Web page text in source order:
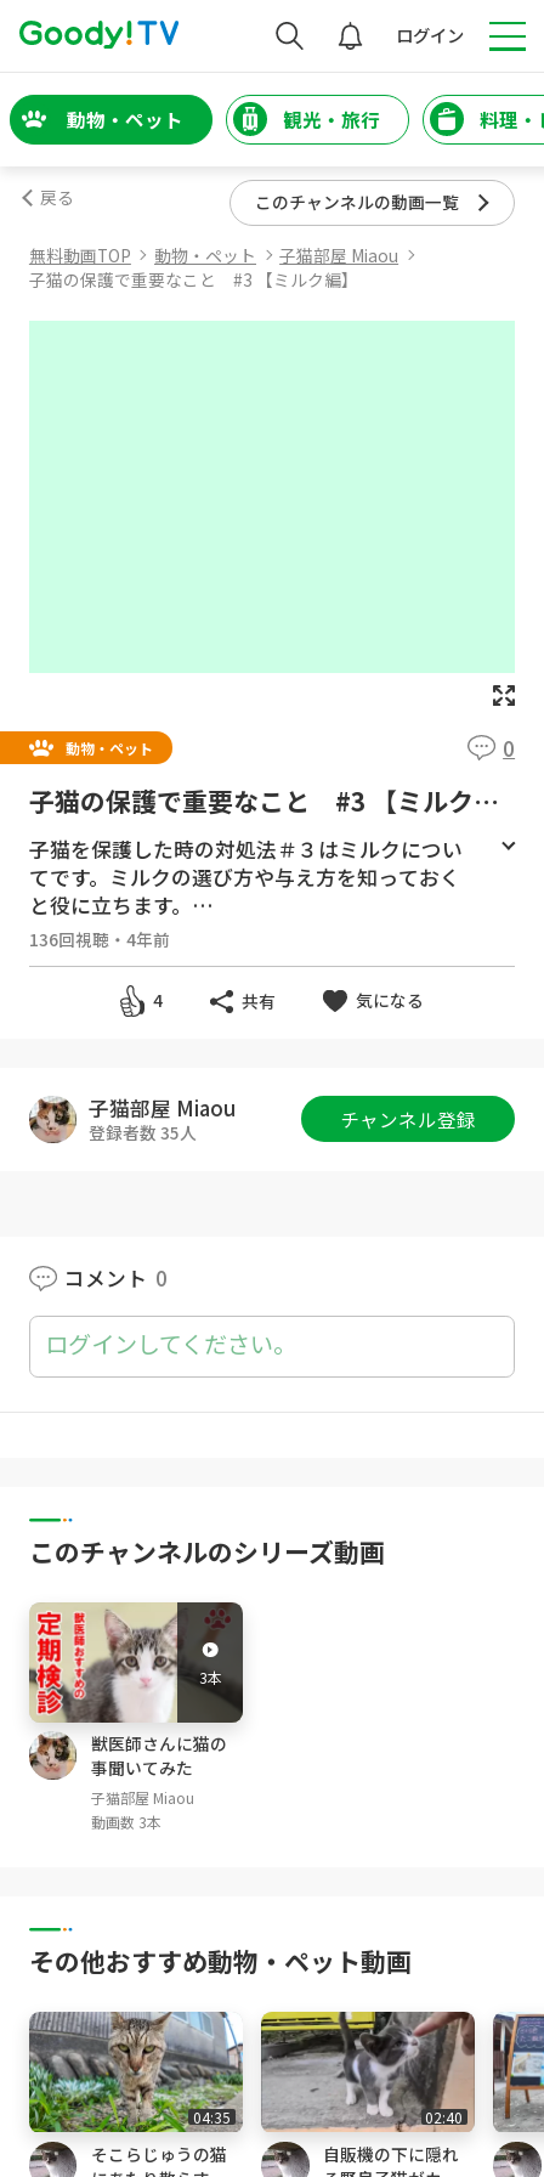
検索 ログイン
動物・ペット 観光・旅行 料理・
戻る このチャンネルの動画一覧
無料動画TOP 動物・ペット
子猫部屋 Miaou
子猫の保護で重要なこと #3 【ミルク編】
動物・ペット 0
子猫の保護で重要なこと #3 【ミルク
編】
子猫を保護した時の対処法＃３はミルクについ
てです。ミルクの選び方や与え方を知っておく
と役に立ちます。
猫は、乳糖を分解する能力が極めて低いので消
化吸収ができず下痢を起こしてしまう事があり
ますので猫用(乳糖が少ない)ミルクを与えてく
の理由】:https://goody-tv.online/movie/pla
y/1545/
y-tv.online/channel/27/
無料動画サイト Goody!TVhttps://goody-t
v.online/
猫部屋グッズ :http://www.catsroom-miaou.s
ou
room_Miaou/
公式サイト :http://miaou-jp.com
みゃうのぶろぐ(猫部屋での出来事・備忘記録)
https://miaou-cat.jp/
[子猫部屋]
れあ Lea (白黒 Bicolor ; April, 2020-)
pril, 2020-)
みけ Mi-ke (三毛猫 calico, female ♀; May, 201
4- )
くろ Kuro (黒猫 black, male ♂; October, 2014
- )
しぴ Chipie (グレートラ light gray tabby, femal
e ♀; April, 2015- )
136回視聴 ・ 4年前
4 共有 気になる
子猫部屋 Miaou
登録者数 35人
チャンネル登録
コメント 0
ログインしてください。
このチャンネルのシリーズ動画
3本
獣医師さんに猫の
事聞いてみた
子猫部屋 Miaou
動画数 3本
その他おすすめ動物・ペット動画
04:35
そこらじゅうの猫
02:40
自販機の下に隠れ